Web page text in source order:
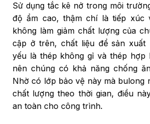
Sử dụng tắc kê nở trong môi
độ ẩm cao, thậm chí là tiếp xúc
không làm giảm chất lượng của
cập ở trên, chất liệu để sản xuất
yếu là thép không gỉ và thép hợp
nên chúng có khả năng chống
Nhờ có lớp bảo vệ này mà bulong
chất lượng theo thời gian, điều
an toàn cho công trình.